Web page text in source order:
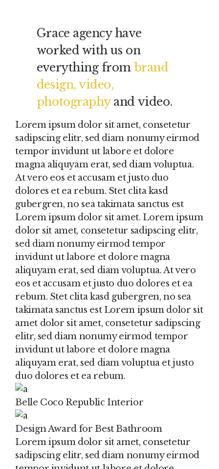
Grace agency have
worked with us on
everything from brand
design, video,
photographyand video.
Lorem ipsum dolor sit amet, consetetur
sadipscing elitr, sed diam nonumy eirmod
tempor invidunt ut labore et dolore
magna aliquyam erat, sed diam voluptua.
At vero eos et accusam et justo duo
dolores et ea rebum. Stet clita kasd
gubergren, no sea takimata sanctus est
Lorem ipsum dolor sit amet. Lorem ipsum
dolor sit amet, consetetur sadipscing elitr,
sed diam nonumy eirmod tempor
invidunt ut labore et dolore magna
aliquyam erat, sed diam voluptua. At vero
eos et accusam et justo duo dolores et ea
rebum. Stet clita kasd gubergren, no sea
takimata sanctus est Lorem ipsum dolor sit
amet dolor sit amet, consetetur sadipscing
elitr, sed diam nonumy eirmod tempor
invidunt ut labore et dolore magna
aliquyam erat, sed diam voluptua et justo
duo dolores et ea rebum.
Belle Coco Republic Interior
Design Award for Best Bathroom
Lorem ipsum dolor sit amet, consetetur
sadipscing elitr, sed diam nonumy eirmod